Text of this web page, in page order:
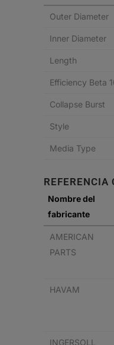
Outer Diameter
Inner Diameter
Length
Efficiency Beta
Collapse Burst
Style
Media Type
REFERENCIA
Nombre del
fabricante
AMERICAN
PARTS
HAVAM
INGERSOLL